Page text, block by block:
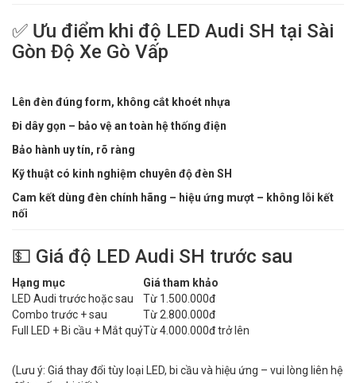
✅ Ưu điểm khi độ LED Audi SH tại Sài
Gòn Độ Xe Gò Vấp
Lên đèn đúng form, không cắt khoét nhựa
Đi dây gọn – bảo vệ an toàn hệ thống điện
Bảo hành uy tín, rõ ràng
Kỹ thuật có kinh nghiệm chuyên độ đèn SH
Cam kết dùng đèn chính hãng – hiệu ứng mượt – không lỗi kết
nối
💵 Giá độ LED Audi SH trước sau
Hạng mục
Giá tham khảo
LED Audi trước hoặc sau
Từ 1.500.000đ
Combo trước + sau
Từ 2.800.000đ
Full LED + Bi cầu + Mắt quỷTừ 4.000.000đ trở lên
(Lưu ý: Giá thay đổi tùy loại LED, bi cầu và hiệu ứng – vui lòng liên hệ